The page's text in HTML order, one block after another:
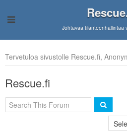
Johtavaa tilanteenhallintaa
Tervetuloa sivustolle Rescue.fi,
Rescue.fi